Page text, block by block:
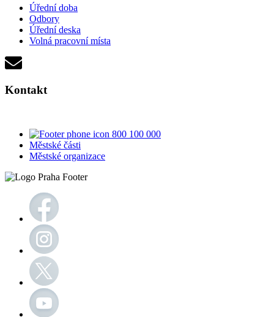
Úřední doba
Odbory
Úřední deska
Volná pracovní místa
Kontakt
800 100 000
Městské části
Městské organizace